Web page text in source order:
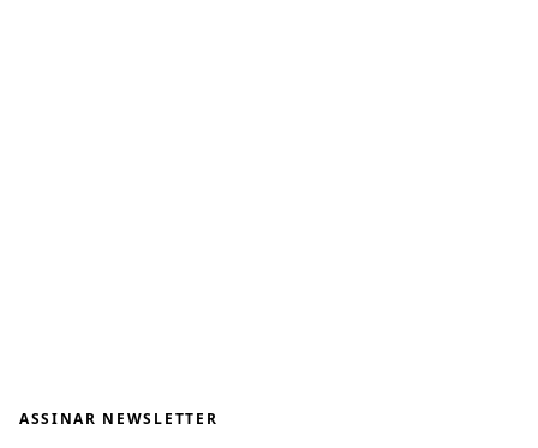
ASSINAR NEWSLETTER